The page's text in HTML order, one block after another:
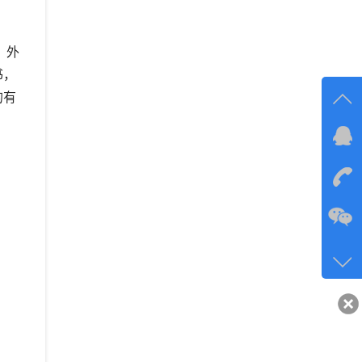
外
有
在线
咨询
客服